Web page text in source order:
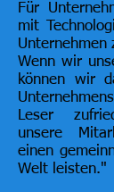
Für
mit
Unternehmen
Wenn wir
können wir
Leser
unsere
einen
Welt leisten."